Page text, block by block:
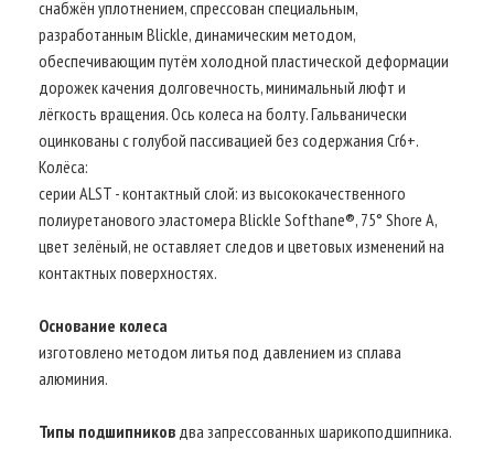
снабжён уплотнением, спрессован специальным,
разработанным Blickle, динамическим методом,
обеспечивающим путём холодной пластической деформации
дорожек качения долговечность, минимальный люфт и
лёгкость вращения. Ось колеса на болту. Гальванически
оцинкованы с голубой пассивацией без содержания Cr6+.
Колёса:
серии ALST - контактный слой: из высококачественного
полиуретанового эластомера Blickle Softhane®, 75° Shore A,
цвет зелёный, не оставляет следов и цветовых изменений на
контактных поверхностях.
Основание колеса
изготовлено методом литья под давлением из сплава
алюминия.
Типы подшипников два запрессованных шарикоподшипника.